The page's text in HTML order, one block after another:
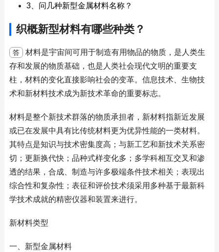
3、问几种新型金属材料名称？
织概新型材料有哪些种类？
答
材料是宇宙间可用于制造有用物品的物质，是人类生
存和发展的物质基础，也是人类社会现代文明的重要支
柱，材料的变化直接影响社会的变革。信息技术、生物技
术和新材料技术成为新技术革命的重要标志。
材料是整个新技术群落的物质承担者，新材料指新近发展
或已在发展中具有比传统材料更为优异性能的一类材料。
其特点是知识与技术密集度高；与新工艺和新技术关系密
切；更新换代快；品种式样变化多；多学科相互交叉和渗
透的结果，合成、制造与许多极端条件技术相关；表现出
综合性和复杂性；表征和评价技术须采用多种基于最新科
学技术成就的精密仪器和装置来进行。
新材料类型
一、新型金属材料